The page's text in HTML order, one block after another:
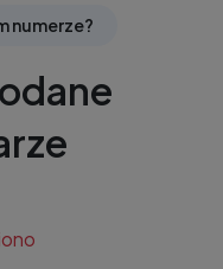
numerze?